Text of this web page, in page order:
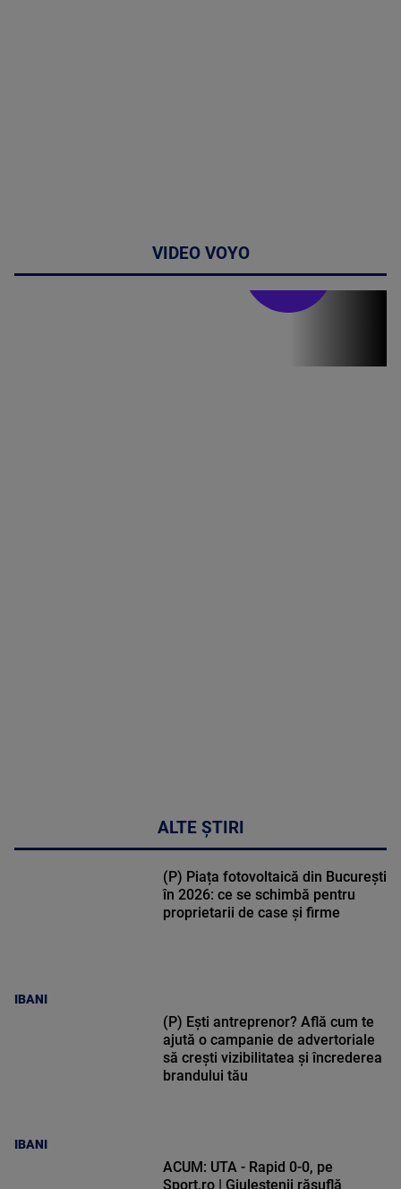
VIDEO VOYO
ALTE ȘTIRI
IBANI
(P) Piața fotovoltaică din București
în 2026: ce se schimbă pentru
proprietarii de case și firme
IBANI
(P) Ești antreprenor? Află cum te
ajută o campanie de advertoriale
să crești vizibilitatea și încrederea
brandului tău
ACUM: UTA - Rapid 0-0, pe
Sport.ro | Giuleștenii răsuflă